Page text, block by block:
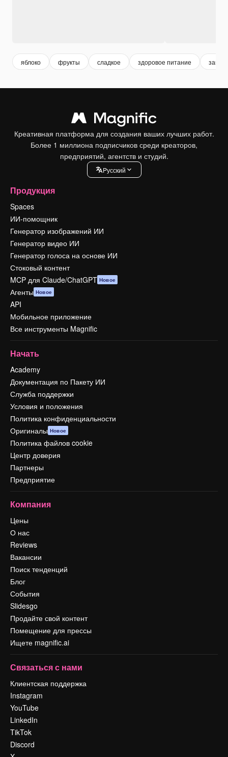
яблоко фрукты сладкое здоровое питание
Креативная платформа для создания ваших лучших работ.
Более 1 миллиона подписчиков среди креаторов,
предприятий, агентств и студий.
Pусский
Продукция
Spaces
ИИ-помощник
Генератор изображений ИИ
Генератор видео ИИ
Генератор голоса на основе ИИ
Стоковый контент
MCP для Claude/ChatGPT Новое
Агенты Новое
API
Мобильное приложение
Все инструменты Magnific
Начать
Academy
Документация по Пакету ИИ
Служба поддержки
Условия и положения
Политика конфиденциальности
Оригиналы Новое
Политика файлов cookie
Центр доверия
Партнеры
Предприятие
Компания
Цены
О нас
Reviews
Вакансии
Поиск тенденций
Блог
События
Slidesgo
Продайте свой контент
Помещение для прессы
Ищете magnific.ai
Связаться с нами
Клиентская поддержка
Instagram
YouTube
LinkedIn
TikTok
Discord